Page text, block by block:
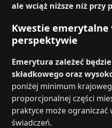
ale wciąż niższe niż przy
Kwestie
perspektywie
Emerytura zależeć
składkowego oraz
poniżej minimum
proporcjonalnej części
praktyce może ograniczać
świadczeń.